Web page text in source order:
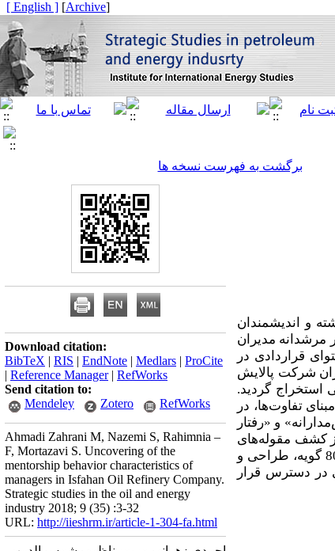
[
Archive
]
[ English ]
برگشت به فهرست نسخه ها
و اندیشمندان
مرشدانه مدیران
قراردادی در
مصاحبه نیمه‌ساختاریافته عمیق با 20 نفر از مدیران شرکت پالایش
استخراج گردید.
تفاوت‌ها، در
و «رفتار
کشف مقوله‌های
مدل ارائه شده در مرحله کیفی، به‌منظور اعتبارسنجی کمی مدل استخراج شده، پرسشنامه‌ای مشتمل بر 80 گویه، طراحی و
در دسترس قرار
Download citation:
BibTeX | RIS | EndNote | Medlars | ProCite
| Reference Manager| RefWorks
Send citation to:
Mendeley
Zotero RefWorks
Ahmadi Zahrani M, Nazemi S, Rahimnia –
F, Mortazavi S. Uncovering of the
mentorship behavior characteristics of
managers in Isfahan Oil Refinery Company.
Strategic studies in the oil and energy
industry 2018; 9 (35) :3-32
URL: http://iieshrm.ir/article-1-304-fa.html